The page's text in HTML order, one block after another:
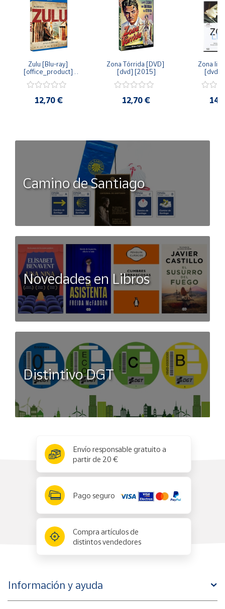
Zulu [Blu-ray]
[office_product]
12,70 €
Zona Tórrida [DVD]
[dvd] [2015]
12,70 €
Zona
[dvd]
Camino de Santiago
Novedades en Libros
Distintivo DGT
Envío responsable gratuito a
partir de 20 €
Pago seguro
Compra artículos de
distintos vendedores
Información y ayuda